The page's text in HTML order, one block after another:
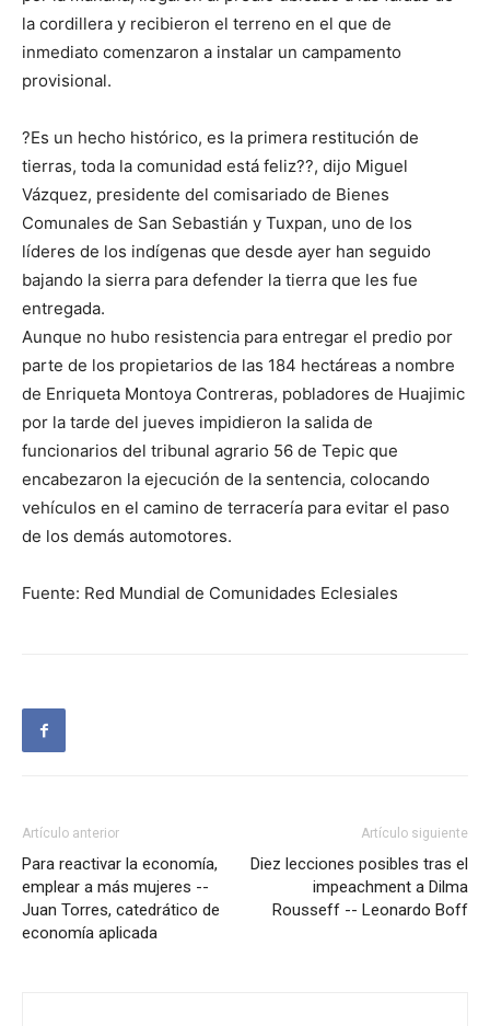
la cordillera y recibieron el terreno en el que de
inmediato comenzaron a instalar un campamento
provisional.
?Es un hecho histórico, es la primera restitución de
tierras, toda la comunidad está feliz??, dijo Miguel
Vázquez, presidente del comisariado de Bienes
Comunales de San Sebastián y Tuxpan, uno de los
líderes de los indígenas que desde ayer han seguido
bajando la sierra para defender la tierra que les fue
entregada.
Aunque no hubo resistencia para entregar el predio por
parte de los propietarios de las 184 hectáreas a nombre
de Enriqueta Montoya Contreras, pobladores de Huajimic
por la tarde del jueves impidieron la salida de
funcionarios del tribunal agrario 56 de Tepic que
encabezaron la ejecución de la sentencia, colocando
vehículos en el camino de terracería para evitar el paso
de los demás automotores.
Fuente: Red Mundial de Comunidades Eclesiales
Artículo anterior
Para reactivar la economía,
emplear a más mujeres --
Juan Torres, catedrático de
economía aplicada
Artículo siguiente
Diez lecciones posibles tras el
impeachment a Dilma
Rousseff -- Leonardo Boff